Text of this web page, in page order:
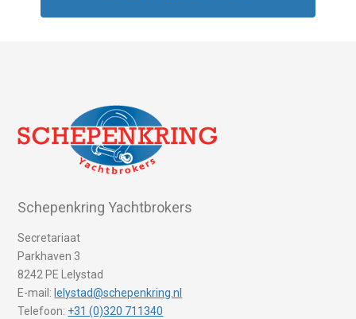
Schepenkring Yachtbrokers
Secretariaat
Parkhaven 3
8242 PE Lelystad
E-mail: lelystad@schepenkring.nl
Telefoon: +31 (0)320 711340